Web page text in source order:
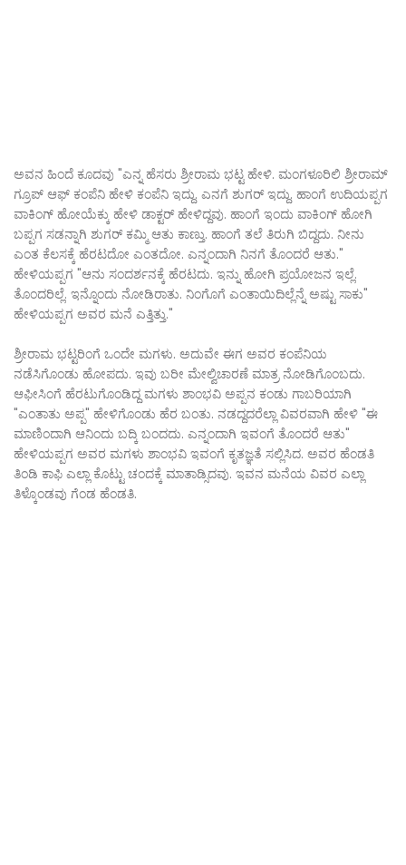
ಅವನ ಹಿಂದೆ ಕೂದವು "ಎನ್ನ ಹೆಸರು ಶ್ರೀರಾಮ ಭಟ್ಟ ಹೇಳಿ. ಮಂಗಳೂರಿಲಿ ಶ್ರೀರಾಮ್
ಗ್ರೂಪ್ ಆಫ್ ಕಂಪೆನಿ ಹೇಳಿ ಕಂಪೆನಿ ಇದ್ದು. ಎನಗೆ ಶುಗರ್ ಇದ್ದು. ಹಾಂಗೆ ಉದಿಯಪ್ಪಗ
ವಾಕಿಂಗ್ ಹೋಯೆಕ್ಕು ಹೇಳಿ ಡಾಕ್ಟರ್ ಹೇಳಿದ್ದವು. ಹಾಂಗೆ ಇಂದು ವಾಕಿಂಗ್ ಹೋಗಿ
ಬಪ್ಪಗ ಸಡನ್ನಾಗಿ ಶುಗರ್ ಕಮ್ಮಿ ಆತು ಕಾಣ್ತು. ಹಾಂಗೆ ತಲೆ ತಿರುಗಿ ಬಿದ್ದದು. ನೀನು
ಎಂತ ಕೆಲಸಕ್ಕೆ ಹೆರಟದೋ ಎಂತದೋ. ಎನ್ನಂದಾಗಿ ನಿನಗೆ ತೊಂದರೆ ಆತು."
ಹೇಳಿಯಪ್ಪಗ "ಆನು ಸಂದರ್ಶನಕ್ಕೆ ಹೆರಟದು. ಇನ್ನು ಹೋಗಿ ಪ್ರಯೋಜನ ಇಲ್ಲೆ.
ತೊಂದರಿಲ್ಲೆ. ಇನ್ನೊಂದು ನೋಡಿರಾತು. ನಿಂಗೊಗೆ ಎಂತಾಯಿದಿಲ್ಲೆನ್ನೆ ಅಷ್ಟು ಸಾಕು"
ಹೇಳಿಯಪ್ಪಗ ಅವರ ಮನೆ ಎತ್ತಿತ್ತು."
ಶ್ರೀರಾಮ ಭಟ್ಟರಿಂಗೆ ಒಂದೇ ಮಗಳು. ಅದುವೇ ಈಗ ಅವರ ಕಂಪೆನಿಯ
ನಡೆಸಿಗೊಂಡು ಹೋಪದು. ಇವು ಬರೀ ಮೇಲ್ವಿಚಾರಣೆ ಮಾತ್ರ ನೋಡಿಗೊಂಬದು.
ಆಫೀಸಿಂಗೆ ಹೆರಟುಗೊಂಡಿದ್ದ ಮಗಳು ಶಾಂಭವಿ ಅಪ್ಪನ ಕಂಡು ಗಾಬರಿಯಾಗಿ
"ಎಂತಾತು ಅಪ್ಪ" ಹೇಳಿಗೊಂಡು ಹೆರ ಬಂತು. ನಡದ್ದದರೆಲ್ಲಾ ವಿವರವಾಗಿ ಹೇಳಿ "ಈ
ಮಾಣಿಂದಾಗಿ ಆನಿಂದು ಬದ್ಕಿ ಬಂದದು. ಎನ್ನಂದಾಗಿ ಇವಂಗೆ ತೊಂದರೆ ಆತು"
ಹೇಳಿಯಪ್ಪಗ ಅವರ ಮಗಳು ಶಾಂಭವಿ ಇವಂಗೆ ಕೃತಜ್ಞತೆ ಸಲ್ಲಿಸಿದ. ಅವರ ಹೆಂಡತಿ
ತಿಂಡಿ ಕಾಫಿ ಎಲ್ಲಾ ಕೊಟ್ಟು ಚಂದಕ್ಕೆ ಮಾತಾಡ್ಸಿದವು. ಇವನ ಮನೆಯ ವಿವರ ಎಲ್ಲಾ
ತಿಳ್ಕೊಂಡವು ಗೆಂಡ ಹೆಂಡತಿ.